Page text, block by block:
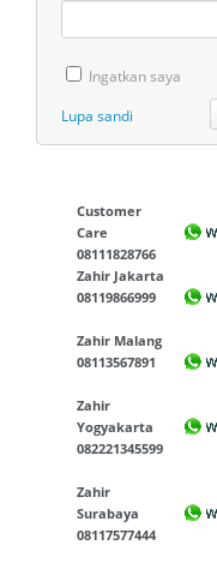
Ingatkan saya
Lupa sandi
Customer
Care
08111828766
Zahir Jakarta
08119866999
Zahir Malang
08113567891
Zahir
Yogyakarta
082221345599
Zahir
Surabaya
08117577444